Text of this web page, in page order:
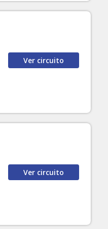
Ver circuito
Ver circuito